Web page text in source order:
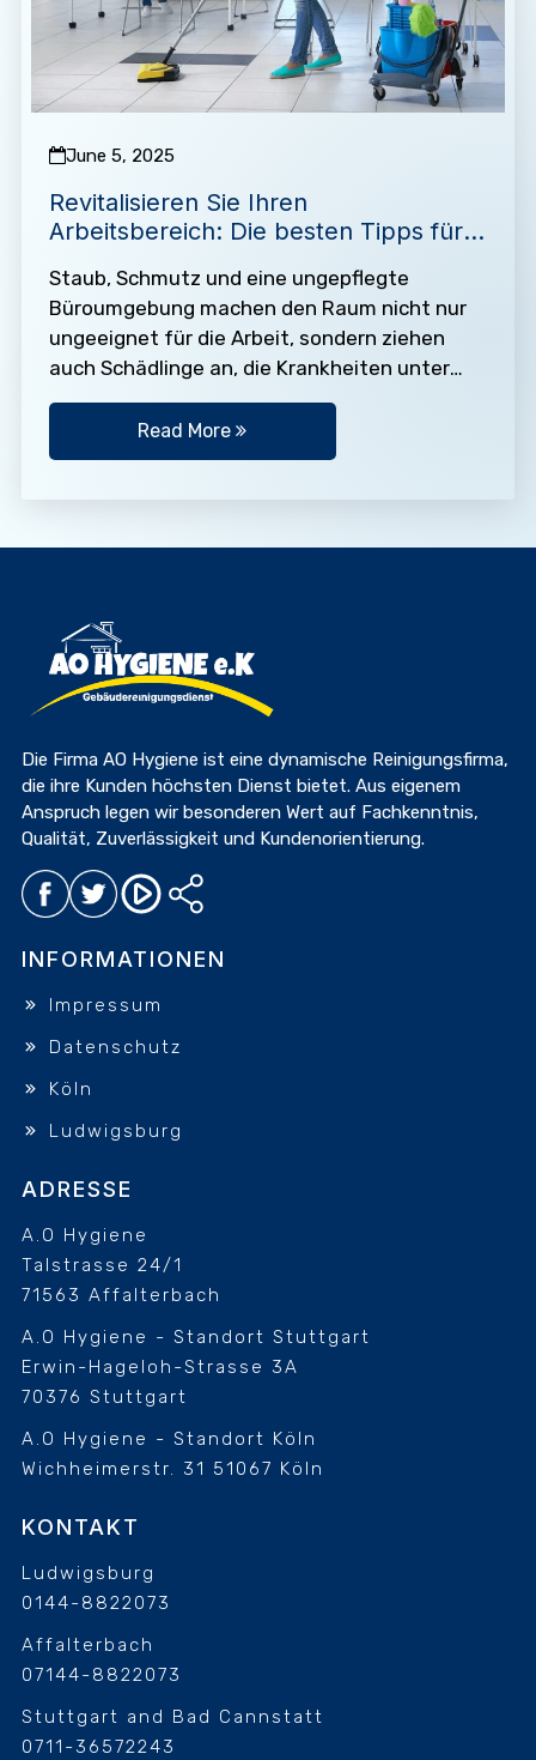
June 5, 2025
Revitalisieren Sie Ihren
Arbeitsbereich: Die besten Tipps für
Staub, Schmutz und eine ungepflegte
Büroumgebung machen den Raum nicht nur
ungeeignet für die Arbeit, sondern ziehen
auch Schädlinge an, die Krankheiten unter
den Mitarbeitern verbreiten können. Deshalb
Read More
Die Firma AO Hygiene ist eine dynamische Reinigungsfirma,
die ihre Kunden höchsten Dienst bietet. Aus eigenem
Anspruch legen wir besonderen Wert auf Fachkenntnis,
Qualität, Zuverlässigkeit und Kundenorientierung.
INFORMATIONEN
Impressum
Datenschutz
Köln
Ludwigsburg
ADRESSE
A.O Hygiene
Talstrasse 24/1
71563 Affalterbach
A.O Hygiene - Standort Stuttgart
Erwin-Hageloh-Strasse 3A
70376 Stuttgart
A.O Hygiene - Standort Köln
Wichheimerstr. 31 51067 Köln
KONTAKT
Ludwigsburg
0144-8822073
Affalterbach
07144-8822073
Stuttgart and Bad Cannstatt
0711-36572243